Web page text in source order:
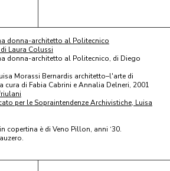
donna-architetto al Politecnico
Laura Colussi
donna-architetto al Politecnico, di Diego
Morassi Bernardis architetto–l'arte di
di Fabia Cabrini e Annalia Delneri, 2001
per le Sopraintendenze Archivistiche, Luisa
copertina è di Veno Pillon, anni ‘30.